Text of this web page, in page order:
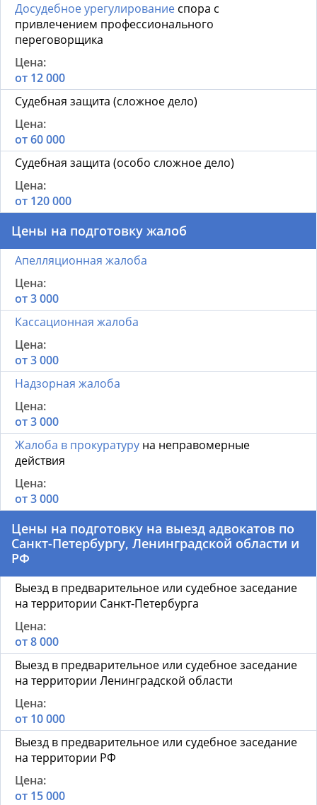
Досудебное урегулирование спора с
привлечением профессионального
переговорщика
от 12 000
Судебная защита (сложное дело)
от 60 000
Судебная защита (особо сложное дело)
от 120 000
Цены на подготовку жалоб
Апелляционная жалоба
от 3 000
Кассационная жалоба
от 3 000
Надзорная жалоба
от 3 000
Жалоба в прокуратуру на неправомерные
действия
от 3 000
Цены на подготовку на выезд адвокатов по
Санкт-Петербургу, Ленинградской области и
РФ
Выезд в предварительное или судебное заседание
на территории Санкт-Петербурга
от 8 000
Выезд в предварительное или судебное заседание
на территории Ленинградской области
от 10 000
Выезд в предварительное или судебное заседание
на территории РФ
от 15 000